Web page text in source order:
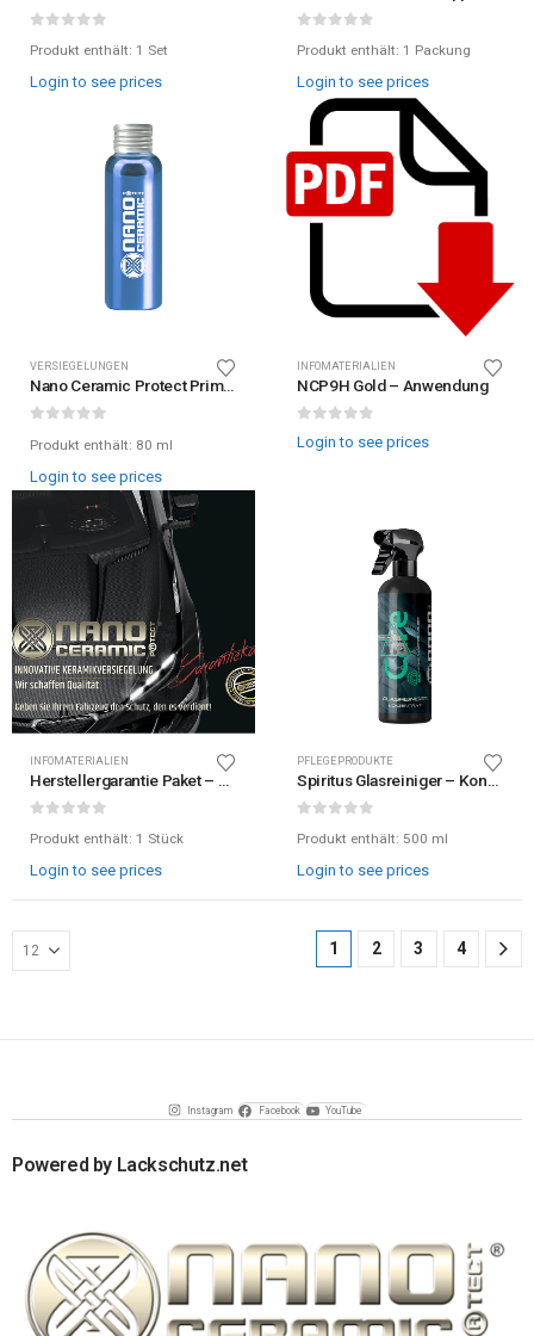
Produkt enthält: 1 Set
Login to see prices
Produkt enthält: 1 Packung
Login to see prices
VERSIEGELUNGEN
Nano Ceramic Protect Primer
Produkt enthält: 80 ml
Login to see prices
INFOMATERIALIEN
NCP9H Gold – Anwendung
Login to see prices
INFOMATERIALIEN
Herstellergarantie Paket – Kundenpaket
Produkt enthält: 1 Stück
Login to see prices
PFLEGEPRODUKTE
Spiritus Glasreiniger – Konzentrat von Nano Ceramic Protect
Produkt enthält: 500 ml
Login to see prices
1 2 3 4
Instagram Facebook YouTube
Powered by Lackschutz.net